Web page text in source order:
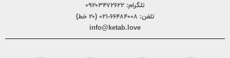
تلگرام: ۰۹۲۰۳۴۷۲۶۲۲
تلفن: ۶۶۴۸۴۰۰۸-۰۲۱ (۲۰ خط)
info@ketab.love